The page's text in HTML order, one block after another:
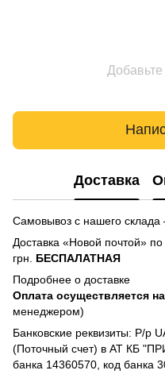
Доставка
Самовывоз с нашего склада
Доставка «Новой почтой»
грн. БЕСПАЛАТНАЯ
Подробнее о доставке
Оплата осуществляется
менеджером)
Банковские реквизиты: Р/р
(Поточный счет) в АТ КБ
банка 14360570, код банка